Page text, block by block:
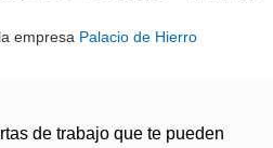
empresa Palacio de Hierro
de trabajo que te pueden